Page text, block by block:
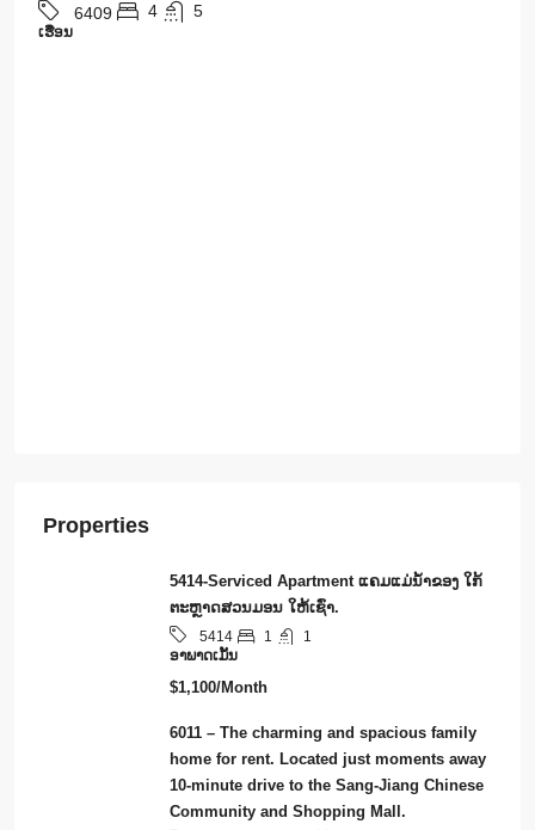
6409 4 5
ເຮືອນ
Properties
5414-Serviced Apartment ແຄມແມ່ນ້ຳຂອງ ໃກ້
ຕະຫຼາດສວນມອນ ໃຫ້ເຊົ່າ.
5414 1
1
ອາ​ພາ​ດ​ເມັ້ນ
$1,100/Month
6011 – The charming and spacious family
home for rent. Located just moments away
10-minute drive to the Sang-Jiang Chinese
Community and Shopping Mall.